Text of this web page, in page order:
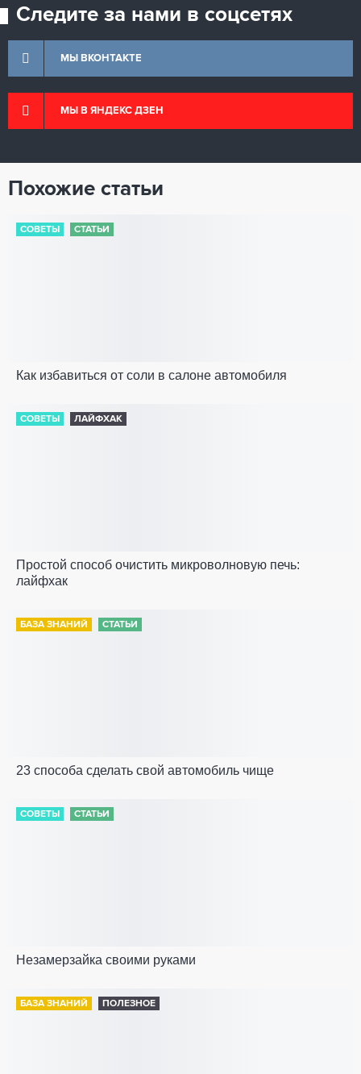
Следите за нами в соцсетях
МЫ ВКОНТАКТЕ
МЫ В ЯНДЕКС ДЗЕН
Похожие статьи
СОВЕТЫ СТАТЬИ
Как избавиться от соли в салоне автомобиля
СОВЕТЫ ЛАЙФХАК
Простой способ очистить микроволновую печь:
лайфхак
БАЗА ЗНАНИЙ СТАТЬИ
23 способа сделать свой автомобиль чище
СОВЕТЫ СТАТЬИ
Незамерзайка своими руками
БАЗА ЗНАНИЙ ПОЛЕЗНОЕ